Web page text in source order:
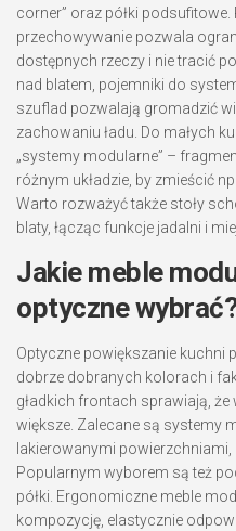
corner” oraz półki
przechowywanie pozwala
dostępnych rzeczy i nie tracić
nad blatem, pojemniki do
szuflad pozwalają gromadzić
zachowaniu ładu. Do małych
„systemy modularne” –
różnym układzie, by zmieścić
Warto rozważyć także stoły
blaty, łącząc funkcje jadalni i
Jakie meble
optyczne
Optyczne powiększanie kuchni
dobrze dobranych kolorach i
gładkich frontach sprawiają, że
większe. Zalecane są systemy
lakierowanymi powierzchniami,
Popularnym wyborem są też
półki. Ergonomiczne meble
kompozycję, elastycznie